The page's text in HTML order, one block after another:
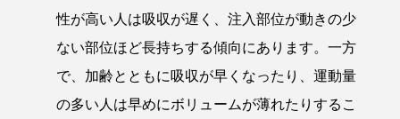
性が高い人は吸収が遅く、注入部位が動きの少
ない部位ほど長持ちする傾向にあります。一方
で、加齢とともに吸収が早くなったり、運動量
の多い人は早めにボリュームが薄れたりするこ